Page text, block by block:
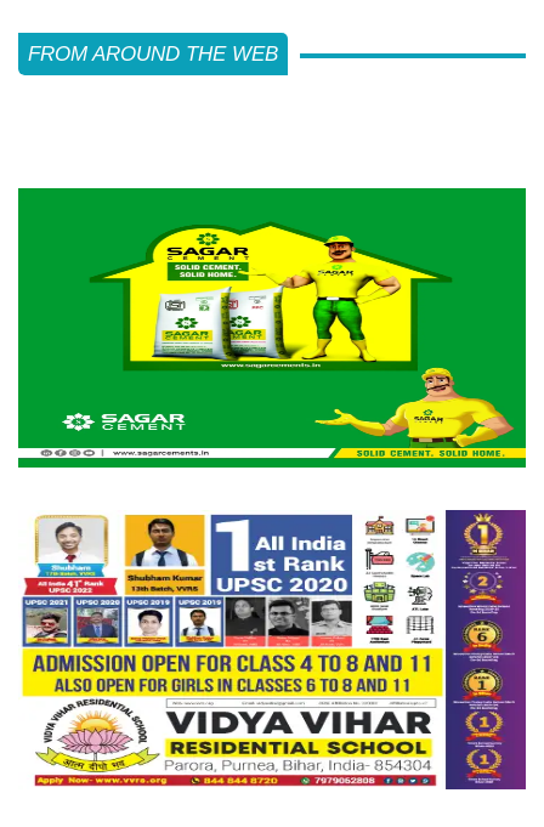
FROM AROUND THE WEB